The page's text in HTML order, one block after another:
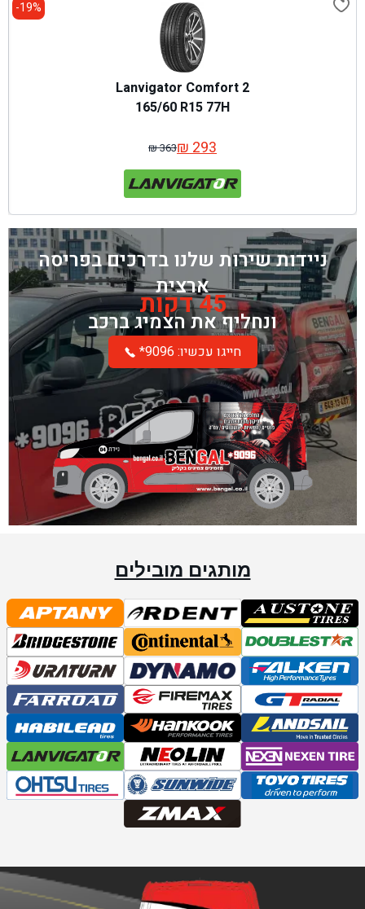
19%-
Lanvigator Comfort 2
165/60 R15 77H
₪363
המחיר
המקורי
היה:
₪ 363.
₪293 המחיר
הנוכחי
הוא:
₪ 293.
ניידות שירות שלנו בדרכים בפריסה
ארצית
45 דקות
ונחליף את הצמיג ברכב
*חייגו עכשיו: 9096
מותגים מובילים